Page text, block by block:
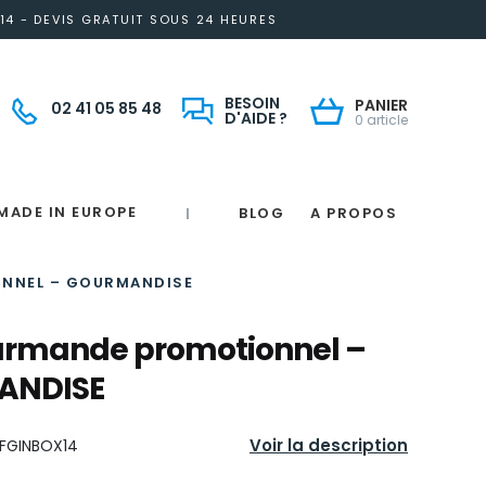
- DEVIS GRATUIT SOUS 24 HEURES
02 41 05 85 48 BESOIN
D'AIDE ?
PANIER
0 article
IN EUROPE | BLOG A PROPOS
– GOURMANDISE
promotionnel –
FGINBOX14 Voir la description